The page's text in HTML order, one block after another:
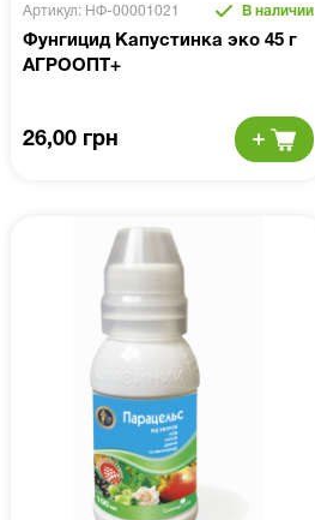
Артикул: НФ-00001021 В наличии
Фунгицид Капустинка эко 45 г
АГРООПТ+
26,00 грн